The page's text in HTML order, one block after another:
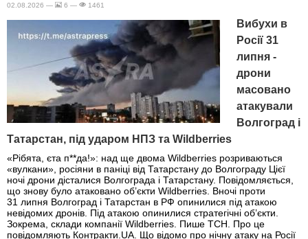
02.08.2026 — 6 — 1461
Вибухи в
Росії 31
липня -
дрони
масовано
атакували
Волгоград і
Татарстан, під ударом НПЗ та Wildberries
«Рібята, єта п**да!»: над ще двома Wildberries розриваються
«вулкани», росіяни в паніці від Татарстану до Волгограду Цієї
ночі дрони дісталися Волгограда і Татарстану. Повідомляється,
що знову було атаковано об’єкти Wildberries. Вночі проти
31 липня Волгоград і Татарстан в РФ опинилися під атакою
невідомих дронів. Під атакою опинилися стратегічні об’єкти.
Зокрема, склади компанії Wildberries. Пише ТСН. Про це
повідомляють Контракти.UA. Що відомо про нічну атаку на Росії